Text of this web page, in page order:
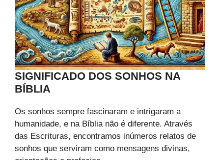
SIGNIFICADO DOS SONHOS NA
BÍBLIA
Os sonhos sempre fascinaram e intrigaram a
humanidade, e na Bíblia não é diferente. Através
das Escrituras, encontramos inúmeros relatos de
sonhos que serviram como mensagens divinas,